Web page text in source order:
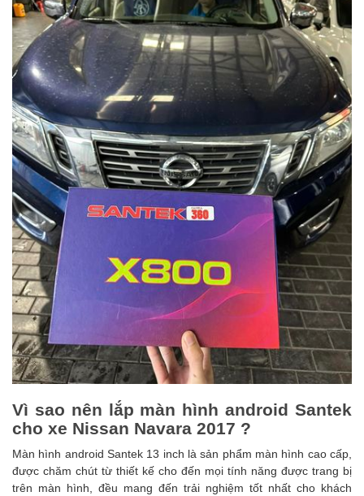
Vì sao nên lắp màn hình android Santek
cho xe Nissan Navara 2017 ?
Màn hình android Santek 13 inch là sản phẩm màn hình cao cấp,
được chăm chút từ thiết kế cho đến mọi tính năng được trang bị
trên màn hình, đều mang đến trải nghiệm tốt nhất cho khách